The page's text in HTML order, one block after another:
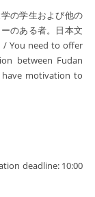
の学生および他の
のある者。日本文
You need to offer
between Fudan
motivation to
deadline: 10:00